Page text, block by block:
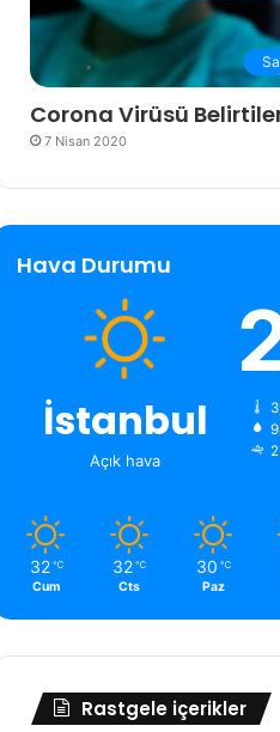
Corona Virüsü
7 Nisan 2020
Hava Durumu
İstanbul
Açık hava
32 ℃
Cum
32 ℃
Cts
30 ℃
Paz
Rastgele içerikler